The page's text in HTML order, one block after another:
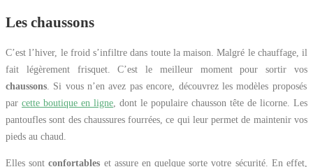
Les chaussons
C’est l’hiver, le froid s’infiltre dans toute la maison. Malgré le chauffage, il
fait légèrement frisquet. C’est le meilleur moment pour sortir vos
chaussons . Si vous n’en avez pas encore, découvrez les modèles proposés
par cette boutique en ligne , dont le populaire chausson tête de licorne. Les
pantoufles sont des chaussures fourrées, ce qui leur permet de maintenir vos
pieds au chaud.
Elles sontconfortables et assure en quelque sorte votre sécurité. En effet,